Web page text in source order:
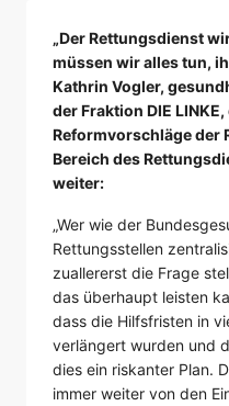
„Der Rettungsdienst
müssen wir alles tun,
Kathrin Vogler,
der Fraktion DIE
Reformvorschläge der
Bereich des
weiter:
„Wer wie der
Rettungsstellen
zuallererst die Frage
das überhaupt leisten
dass die Hilfsfristen in
verlängert wurden und
dies ein riskanter Plan.
immer weiter von den